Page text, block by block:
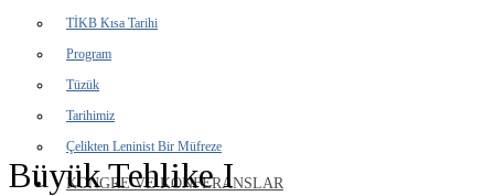
TİKB Kısa Tarihi
Program
Tüzük
Tarihimiz
Çelikten Leninist Bir Müfreze
KONGRE VE KONFERANSLAR
Büyük Tehlike I